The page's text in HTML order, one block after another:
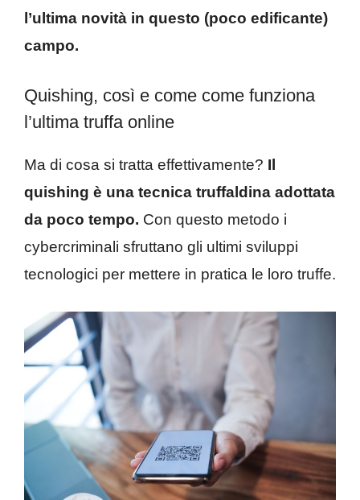
l’ultima novità in questo (poco edificante)
campo.
Quishing, così e come come funziona
l’ultima truffa online
Ma di cosa si tratta effettivamente? Il
quishing è una tecnica truffaldina adottata
da poco tempo. Con questo metodo i
cybercriminali sfruttano gli ultimi sviluppi
tecnologici per mettere in pratica le loro truffe.